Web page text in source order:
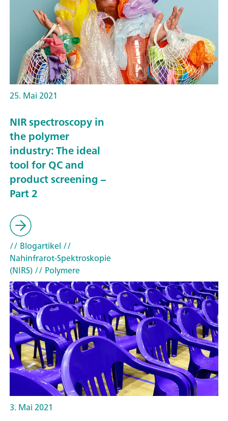
25. Mai 2021
NIR spectroscopy in
the polymer
industry: The ideal
tool for QC and
product screening –
Part 2
// Blogartikel //
Nahinfrarot-Spektroskopie
(NIRS)// Polymere
3. Mai 2021